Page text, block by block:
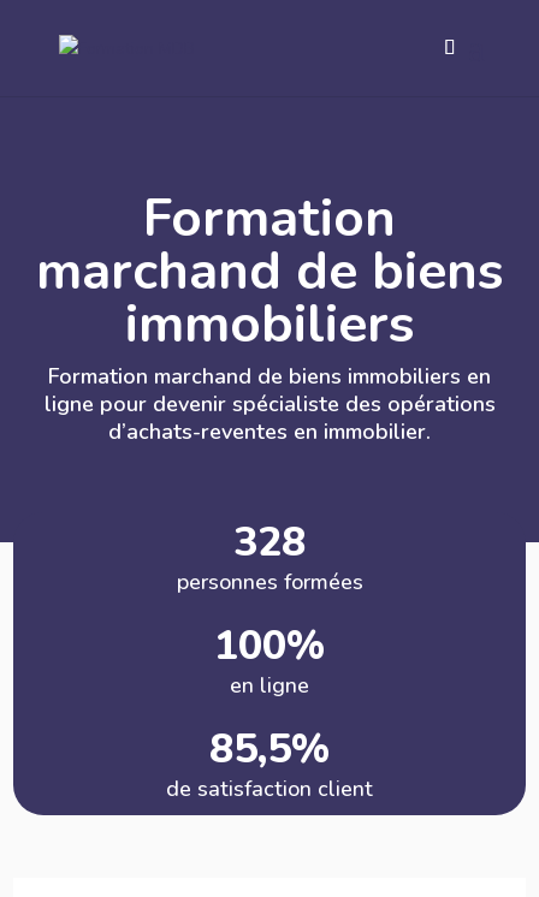
Formation
marchand de biens
immobiliers
Formation marchand de biens immobiliers en
ligne pour devenir spécialiste des opérations
d’achats-reventes en immobilier.
328
personnes formées
100%
en ligne
85,5%
de satisfaction client